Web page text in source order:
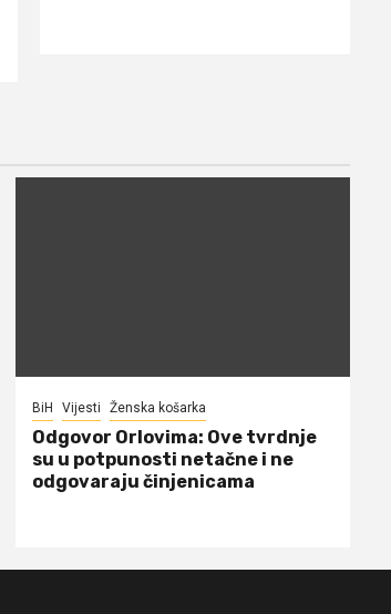
BiH Vijesti Ženska košarka
Odgovor Orlovima: ​Ove tvrdnje
su u potpunosti netačne i ne
odgovaraju činjenicama